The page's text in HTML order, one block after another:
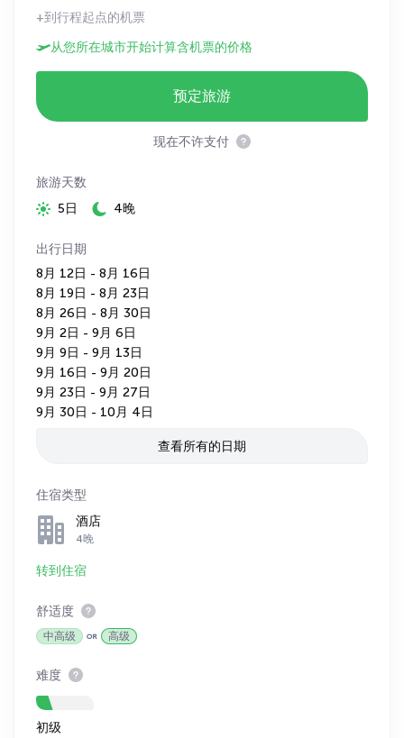
+到行程起点的机票
从您所在城市开始计算含机票的价格
预定旅游
现在不许支付
旅游天数
5日
4晚
出行日期
8月 12日 - 8月 16日
8月 19日 - 8月 23日
8月 26日 - 8月 30日
9月 2日 - 9月 6日
9月 9日 - 9月 13日
9月 16日 - 9月 20日
9月 23日 - 9月 27日
9月 30日 - 10月 4日
查看所有的日期
住宿类型
酒店
4晚
转到住宿
舒适度
中高级 高级
难度
初级